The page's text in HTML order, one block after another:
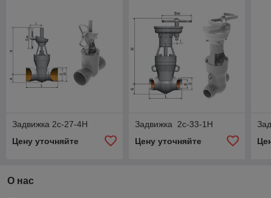
Задвижка 2с-27-4Н
Цену уточняйте
Задвижка 2с-33-1Н
Цену уточняйте
О нас